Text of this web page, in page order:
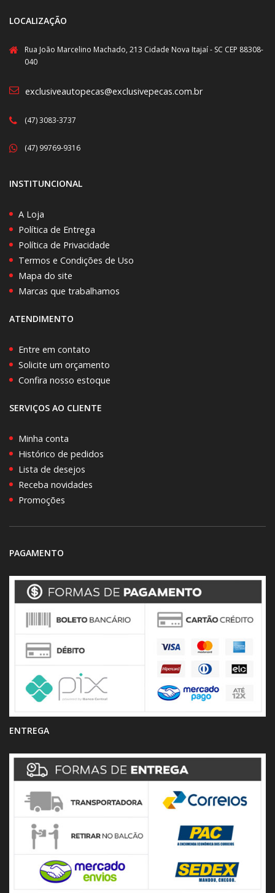
LOCALIZAÇÃO
Rua João Marcelino Machado, 213 Cidade Nova Itajaí - SC CEP 88308-
040
exclusiveautopecas@exclusivepecas.com.br
(47) 3083-3737
(47) 99769-9316
INSTITUNCIONAL
A Loja
Política de Entrega
Política de Privacidade
Termos e Condições de Uso
Mapa do site
Marcas que trabalhamos
ATENDIMENTO
Entre em contato
Solicite um orçamento
Confira nosso estoque
SERVIÇOS AO CLIENTE
Minha conta
Histórico de pedidos
Lista de desejos
Receba novidades
Promoções
PAGAMENTO
ENTREGA